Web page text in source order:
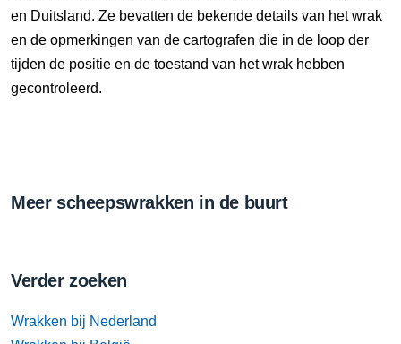
en Duitsland. Ze bevatten de bekende details van het wrak
en de opmerkingen van de cartografen die in de loop der
tijden de positie en de toestand van het wrak hebben
gecontroleerd.
Meer scheepswrakken in de buurt
Verder zoeken
Wrakken bij Nederland